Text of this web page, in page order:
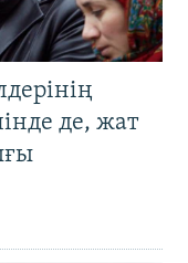
де, жат